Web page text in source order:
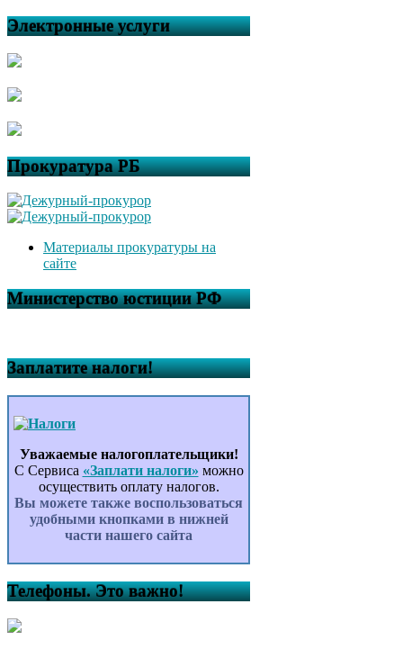
Электронные услуги
Прокуратура РБ
Материалы прокуратуры на
сайте
Министерство юстиции РФ
Заплатите налоги!
Уважаемые налогоплательщики!
С Сервиса «Заплати налоги» можно
осуществить оплату налогов.
Вы можете также воспользоваться
удобными кнопками в нижней
части нашего сайта
Телефоны. Это важно!